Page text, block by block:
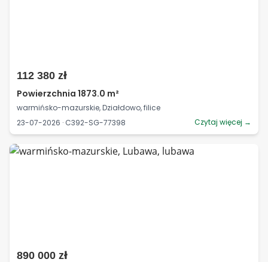
112 380 zł
Powierzchnia 1873.0 m²
warmińsko-mazurskie, Działdowo, filice
23-07-2026 · C392-SG-77398
Czytaj więcej →
890 000 zł